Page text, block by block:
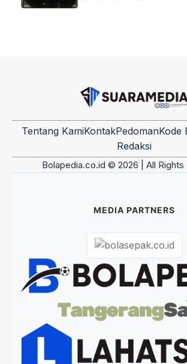
Tentang KamiKontakPedomanKode
Redaksi
Bolapedia.co.id © 2026 | All Rights
MEDIA PARTNERS